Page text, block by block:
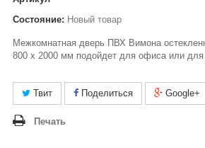
Состояние: Новый товар
Межкомнатная дверь ПВХ Вимона
800 x 2000 мм подойдет для офиса или
Твит Поделиться Google+
Печать